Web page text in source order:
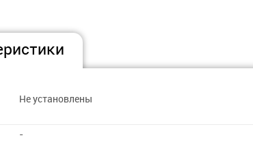
Не установлены
-